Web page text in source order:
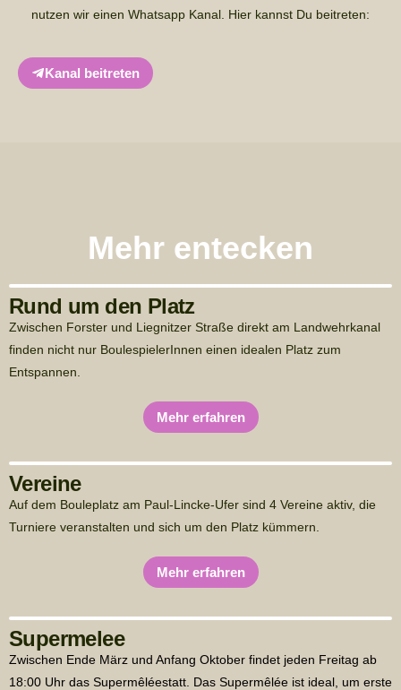
nutzen wir einen Whatsapp Kanal. Hier kannst Du beitreten:
Kanal beitreten
Mehr entecken
Rund um den Platz
Zwischen Forster und Liegnitzer Straße direkt am Landwehrkanal
finden nicht nur BoulespielerInnen einen idealen Platz zum
Entspannen.
Mehr erfahren
Vereine
Auf dem Bouleplatz am Paul-Lincke-Ufer sind 4 Vereine aktiv, die
Turniere veranstalten und sich um den Platz kümmern.
Mehr erfahren
Supermelee
Zwischen Ende März und Anfang Oktober findet jeden Freitag ab
18:00 Uhr das Supermêléestatt. Das Supermêlée ist ideal, um erste